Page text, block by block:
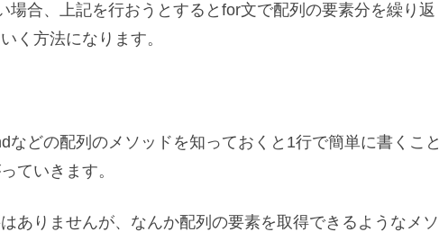
場合、上記を行おうとするとfor文で配列の要素分を繰り返
く方法になります。
などの配列のメソッドを知っておくと1行で簡単に書くこと
ていきます。
ありませんが、なんか配列の要素を取得できるようなメソ